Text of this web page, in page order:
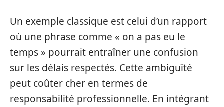
Un exemple classique est celui d’un rapport
où une phrase comme « on a pas eu le
temps » pourrait entraîner une confusion
sur les délais respectés. Cette ambiguïté
peut coûter cher en termes de
responsabilité professionnelle. En intégrant